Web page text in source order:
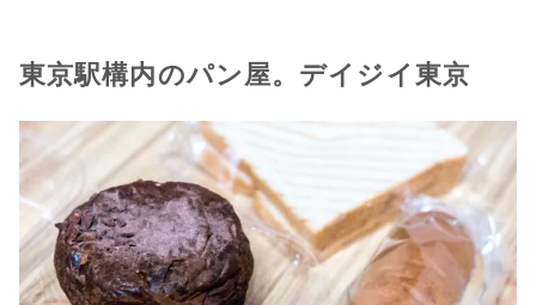
東京駅構内のパン屋。デイジイ東京